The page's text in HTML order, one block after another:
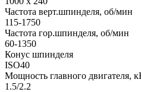
Частота верт.шпинделя, об/мин
115-1750
Частота гор.шпинделя, об/мин
60-1350
Конус шпинделя
ISO40
Мощность главного двигателя,
1.5/2.2